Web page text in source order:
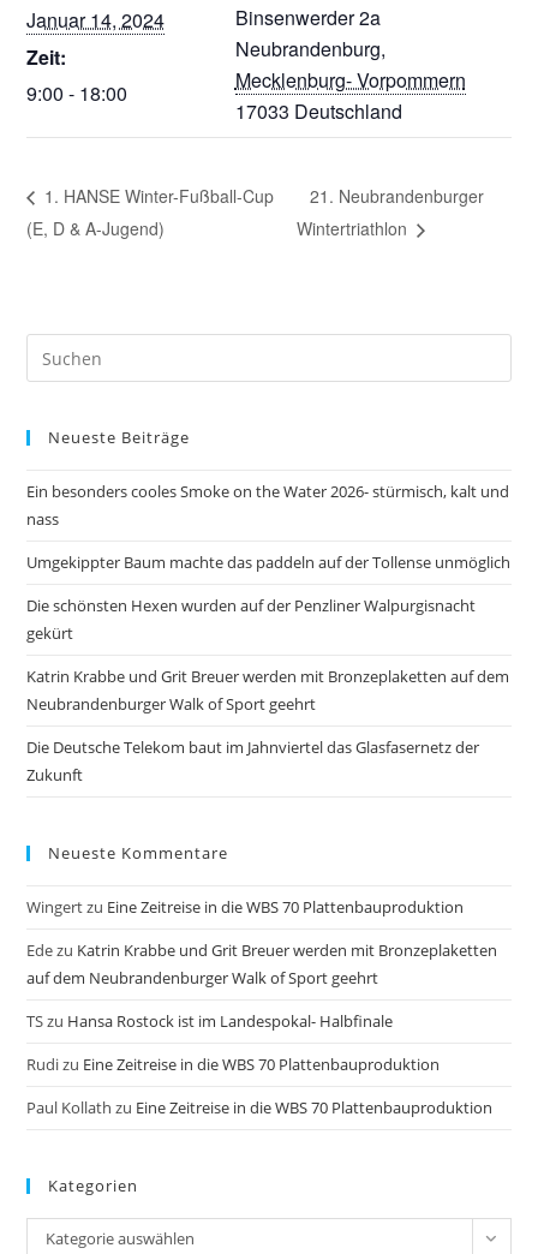
Januar 14, 2024
Zeit:
9:00 - 18:00
Binsenwerder 2a
Neubrandenburg,
Mecklenburg- Vorpommern
17033 Deutschland
1. HANSE Winter-Fußball-Cup
(E, D & A-Jugend)
21. Neubrandenburger
Wintertriathlon
Neueste Beiträge
Ein besonders cooles Smoke on the Water 2026- stürmisch, kalt und
nass
Umgekippter Baum machte das paddeln auf der Tollense unmöglich
Die schönsten Hexen wurden auf der Penzliner Walpurgisnacht
gekürt
Katrin Krabbe und Grit Breuer werden mit Bronzeplaketten auf dem
Neubrandenburger Walk of Sport geehrt
Die Deutsche Telekom baut im Jahnviertel das Glasfasernetz der
Zukunft
Neueste Kommentare
Wingertzu Eine Zeitreise in die WBS 70 Plattenbauproduktion
Edezu Katrin Krabbe und Grit Breuer werden mit Bronzeplaketten
auf dem Neubrandenburger Walk of Sport geehrt
TSzu Hansa Rostock ist im Landespokal- Halbfinale
Rudizu Eine Zeitreise in die WBS 70 Plattenbauproduktion
Paul Kollath zu Eine Zeitreise in die WBS 70 Plattenbauproduktion
Kategorien
Kategorien
Kategorie auswählen